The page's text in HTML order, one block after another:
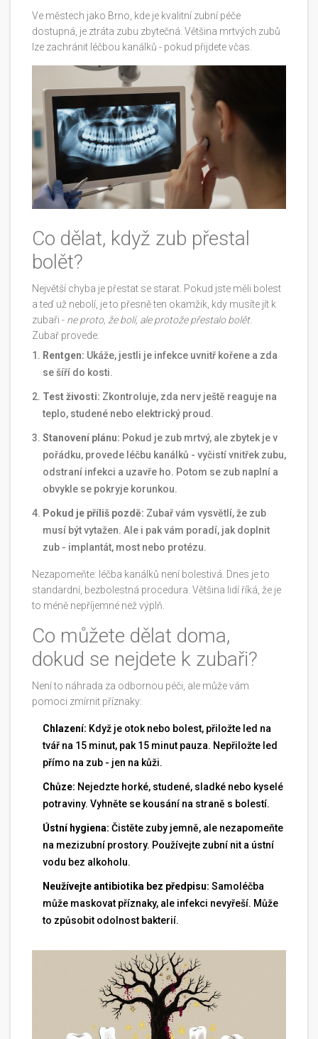
Ve městech jako Brno, kde je kvalitní zubní péče
dostupná, je ztráta zubu zbytečná. Většina mrtvých zubů
lze zachránit léčbou kanálků - pokud přijdete včas.
Co dělat, když zub přestal
bolět?
Největší chyba je přestat se starat. Pokud jste měli bolest
a teď už nebolí, je to přesně ten okamžik, kdy musíte jít k
zubaři - ne proto, že bolí, ale protože přestalo bolět.
Zubař provede:
Rentgen: Ukáže, jestli je infekce uvnitř kořene a zda
se šíří do kosti.
Test živosti: Zkontroluje, zda nerv ještě reaguje na
teplo, studené nebo elektrický proud.
Stanovení plánu: Pokud je zub mrtvý, ale zbytek je v
pořádku, provede léčbu kanálků - vyčistí vnitřek zubu,
odstraní infekci a uzavře ho. Potom se zub naplní a
obvykle se pokryje korunkou.
Pokud je příliš pozdě: Zubař vám vysvětlí, že zub
musí být vytažen. Ale i pak vám poradí, jak doplnit
zub - implantát, most nebo protézu.
Nezapomeňte: léčba kanálků není bolestivá. Dnes je to
standardní, bezbolestná procedura. Většina lidí říká, že je
to méně nepříjemné než výplň.
Co můžete dělat doma,
dokud se nejdete k zubaři?
Není to náhrada za odbornou péči, ale může vám
pomoci zmírnit příznaky:
Chlazení: Když je otok nebo bolest, přiložte led na
tvář na 15 minut, pak 15 minut pauza. Nepřiložte led
přímo na zub - jen na kůži.
Chůze: Nejedzte horké, studené, sladké nebo kyselé
potraviny. Vyhněte se kousání na straně s bolestí.
Ústní hygiena: Čistěte zuby jemně, ale nezapomeňte
na mezizubní prostory. Používejte zubní nit a ústní
vodu bez alkoholu.
Neužívejte antibiotika bez předpisu: Samoléčba
může maskovat příznaky, ale infekci nevyřeší. Může
to způsobit odolnost bakterií.